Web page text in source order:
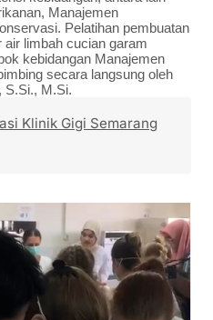
Manajemen
Pelatihan pembuatan
air limbah cucian garam
kebidangan Manajemen
secara langsung oleh
S.Si., M.Si.
Klinik Gigi Semarang